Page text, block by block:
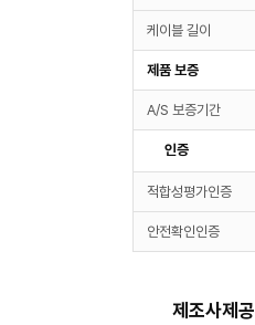
케이블 길이
제품 보증
A/S 보증기간
인증
적합성평가인증
안전확인인증
제조사제공